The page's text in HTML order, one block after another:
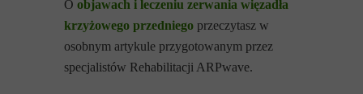
O objawach i leczeniu zerwania więzadła
krzyżowego przedniego przeczytasz w
osobnym artykule przygotowanym przez
specjalistów Rehabilitacji ARPwave.